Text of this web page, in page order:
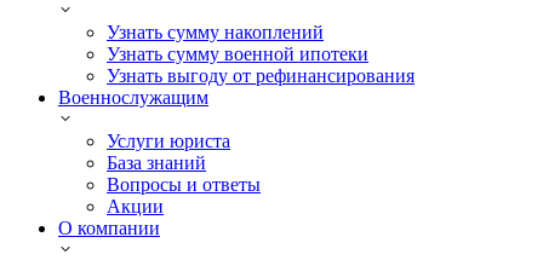
Узнать сумму накоплений
Узнать сумму военной ипотеки
Узнать выгоду от рефинансирования
Военнослужащим
Услуги юриста
База знаний
Вопросы и ответы
Акции
О компании